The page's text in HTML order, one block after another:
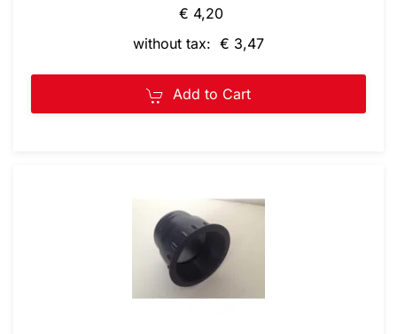
€ 4,20
without tax: € 3,47
Add to Cart